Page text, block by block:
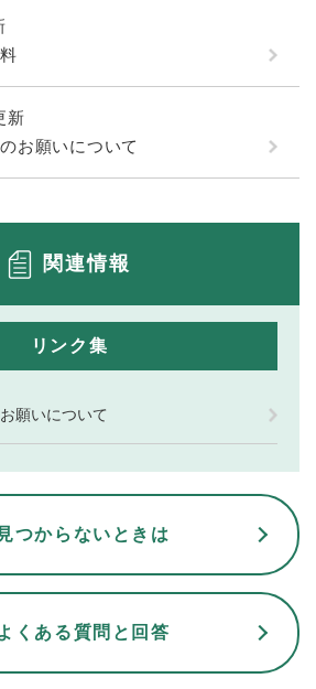
新
お願いについて
関連情報
リンク集
願いについて
見つからないときは
くある質問と回答